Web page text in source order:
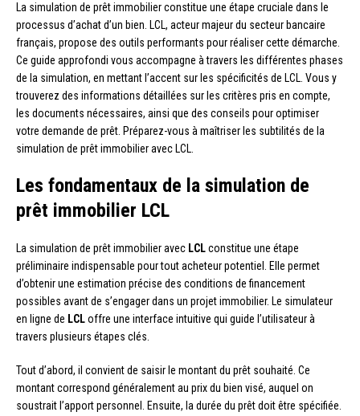
La simulation de prêt immobilier constitue une étape cruciale dans le
processus d’achat d’un bien. LCL, acteur majeur du secteur bancaire
français, propose des outils performants pour réaliser cette démarche.
Ce guide approfondi vous accompagne à travers les différentes phases
de la simulation, en mettant l’accent sur les spécificités de LCL. Vous y
trouverez des informations détaillées sur les critères pris en compte,
les documents nécessaires, ainsi que des conseils pour optimiser
votre demande de prêt. Préparez-vous à maîtriser les subtilités de la
simulation de prêt immobilier avec LCL.
Les fondamentaux de la simulation de
prêt immobilier LCL
La simulation de prêt immobilier avec LCLconstitue une étape
préliminaire indispensable pour tout acheteur potentiel. Elle permet
d’obtenir une estimation précise des conditions de financement
possibles avant de s’engager dans un projet immobilier. Le simulateur
en ligne de LCLoffre une interface intuitive qui guide l’utilisateur à
travers plusieurs étapes clés.
Tout d’abord, il convient de saisir le montant du prêt souhaité. Ce
montant correspond généralement au prix du bien visé, auquel on
soustrait l’apport personnel. Ensuite, la durée du prêt doit être spécifiée.